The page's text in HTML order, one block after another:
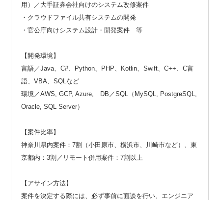
用）／大手証券会社向けのシステム改修案件
・クラウドファイル共有システムの開発
・官公庁向けシステム設計・開発案件 等
【開発環境】
言語／Java、C#、Python、PHP、Kotlin、Swift、C++、C言
語、VBA、SQLなど
環境／AWS, GCP, Azure, DB／SQL（MySQL, PostgreSQL,
Oracle, SQL Server）
【案件比率】
神奈川県内案件：7割（小田原市、横浜市、川崎市など）、東
京都内：3割／リモート併用案件：7割以上
【アサイン方法】
案件を決定する際には、必ず事前に面談を行い、エンジニア